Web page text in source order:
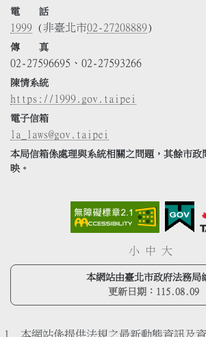
電 話
1999 (非臺北市02-27208889)
傳 真
02-27596695、02-27593266
陳情系統
https://1999.gov.taipei
電子信箱
la_laws@gov.taipei
本局信箱係處理與系統相關之問題，其餘市政
映。
小 中 大
本網站由臺北市政府法務局
更新日期： 115.08.09
本網站係提供法規之最新動態資訊及